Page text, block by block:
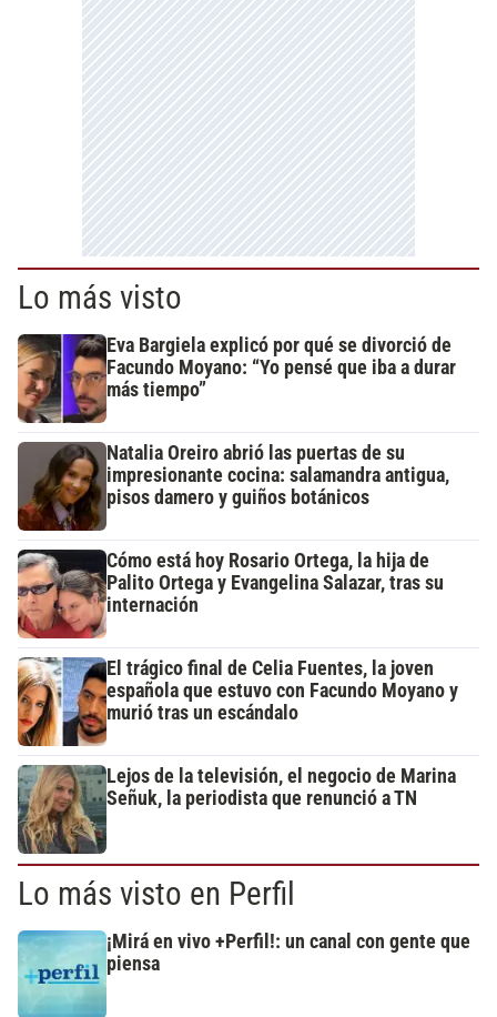
Lo más visto
Eva Bargiela explicó por qué se divorció de
Facundo Moyano: “Yo pensé que iba a durar
más tiempo”
Natalia Oreiro abrió las puertas de su
impresionante cocina: salamandra antigua,
pisos damero y guiños botánicos
Cómo está hoy Rosario Ortega, la hija de
Palito Ortega y Evangelina Salazar, tras su
internación
El trágico final de Celia Fuentes, la joven
española que estuvo con Facundo Moyano y
murió tras un escándalo
Lejos de la televisión, el negocio de Marina
Señuk, la periodista que renunció a TN
Lo más visto en Perfil
¡Mirá en vivo +Perfil!: un canal con gente que
piensa